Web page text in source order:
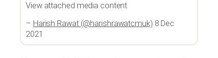
View attached media content
– Harish Rawat (@harishrawatcmuk) 8 Dec
2021